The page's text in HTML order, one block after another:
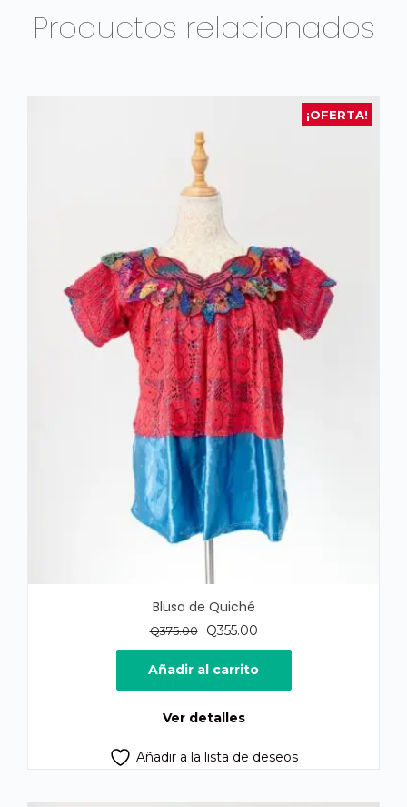
Productos relacionados
¡OFERTA!
Blusa de Quiché
Q375.00
El
precio
original
era:
Q355.00El
precio
actual
es:
Añadir al carrito
Ver detalles
Añadir a la lista de deseos